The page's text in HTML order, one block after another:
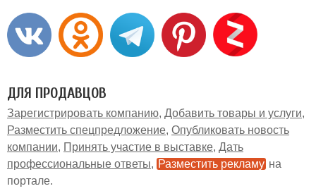
ДЛЯ ПРОДАВЦОВ
Зарегистрировать компанию Добавить товары и услуги
Разместить спецпредложение Опубликовать новость
компании
Принять участие в выставке Дать
профессиональные ответы
Разместить рекламу на
портале